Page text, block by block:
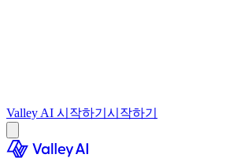
Valley AI 시작하기 시작하기